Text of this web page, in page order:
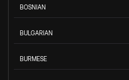
BOSNIAN
BULGARIAN
BURMESE